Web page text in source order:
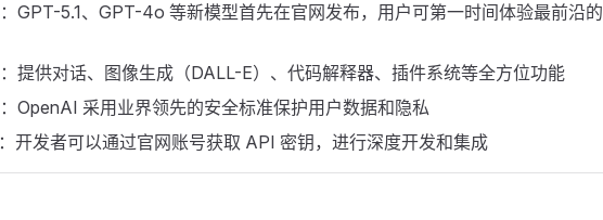
：GPT-5.1、GPT-4o 等新模型首先在官网发布，用户可第一时间体验最前沿的
：提供对话、图像生成（DALL-E）、代码解释器、插件系统等全方位功能
：OpenAI 采用业界领先的安全标准保护用户数据和隐私
：开发者可以通过官网账号获取 API 密钥，进行深度开发和集成